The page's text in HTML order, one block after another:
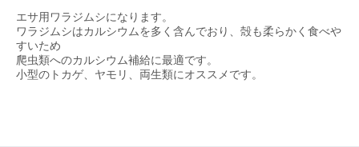
エサ用ワラジムシになります。
ワラジムシはカルシウムを多く含んでおり、殻も柔らかく食べや
すいため
爬虫類へのカルシウム補給に最適です。
小型のトカゲ、ヤモリ、両生類にオススメです。